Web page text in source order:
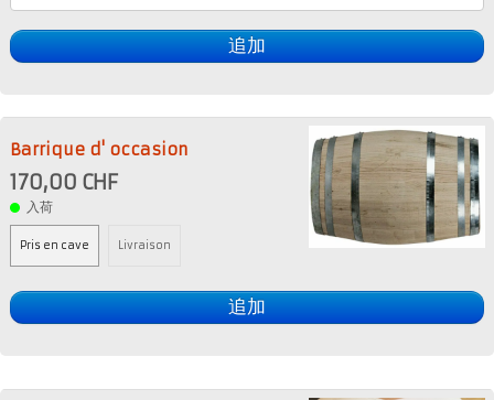
追加
Barrique d' occasion
170,00 CHF
入荷
Pris en cave Livraison
追加